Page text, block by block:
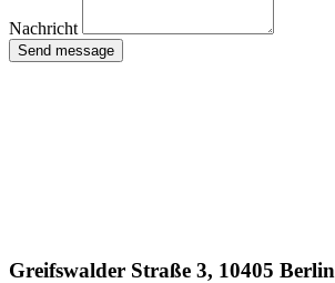
Nachricht
Send message
Greifswalder Straße 3, 10405 Berlin